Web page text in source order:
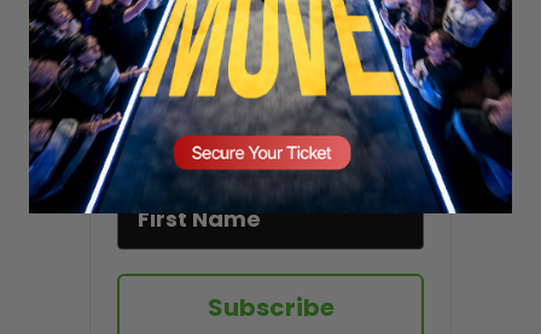
Stay updated!
Sign up here to receive VT's daily
newsletter in your email inbox.
Subscribe